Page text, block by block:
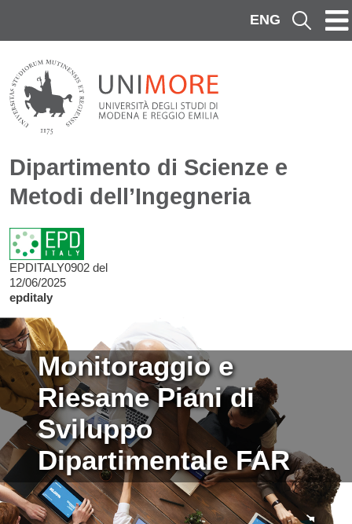
ENG Cerca
Dipartimento di Scienze e
Metodi dell’Ingegneria
EPDITALY0902 del
12/06/2025
epditaly
Image
Monitoraggio e
Riesame Piani di
Sviluppo
Dipartimentale FAR